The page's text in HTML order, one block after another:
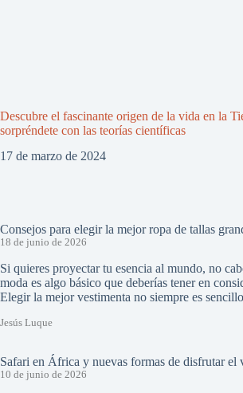
Descubre el fascinante origen de la vida en la
sorpréndete con las teorías científicas
17 de marzo de 2024
Consejos para elegir la mejor ropa de tallas
18 de junio de 2026
Si quieres proyectar tu esencia al mundo, no
moda es algo básico que deberías tener en
Elegir la mejor vestimenta no siempre es
Jesús Luque
Safari en África y nuevas formas de disfrutar el
10 de junio de 2026